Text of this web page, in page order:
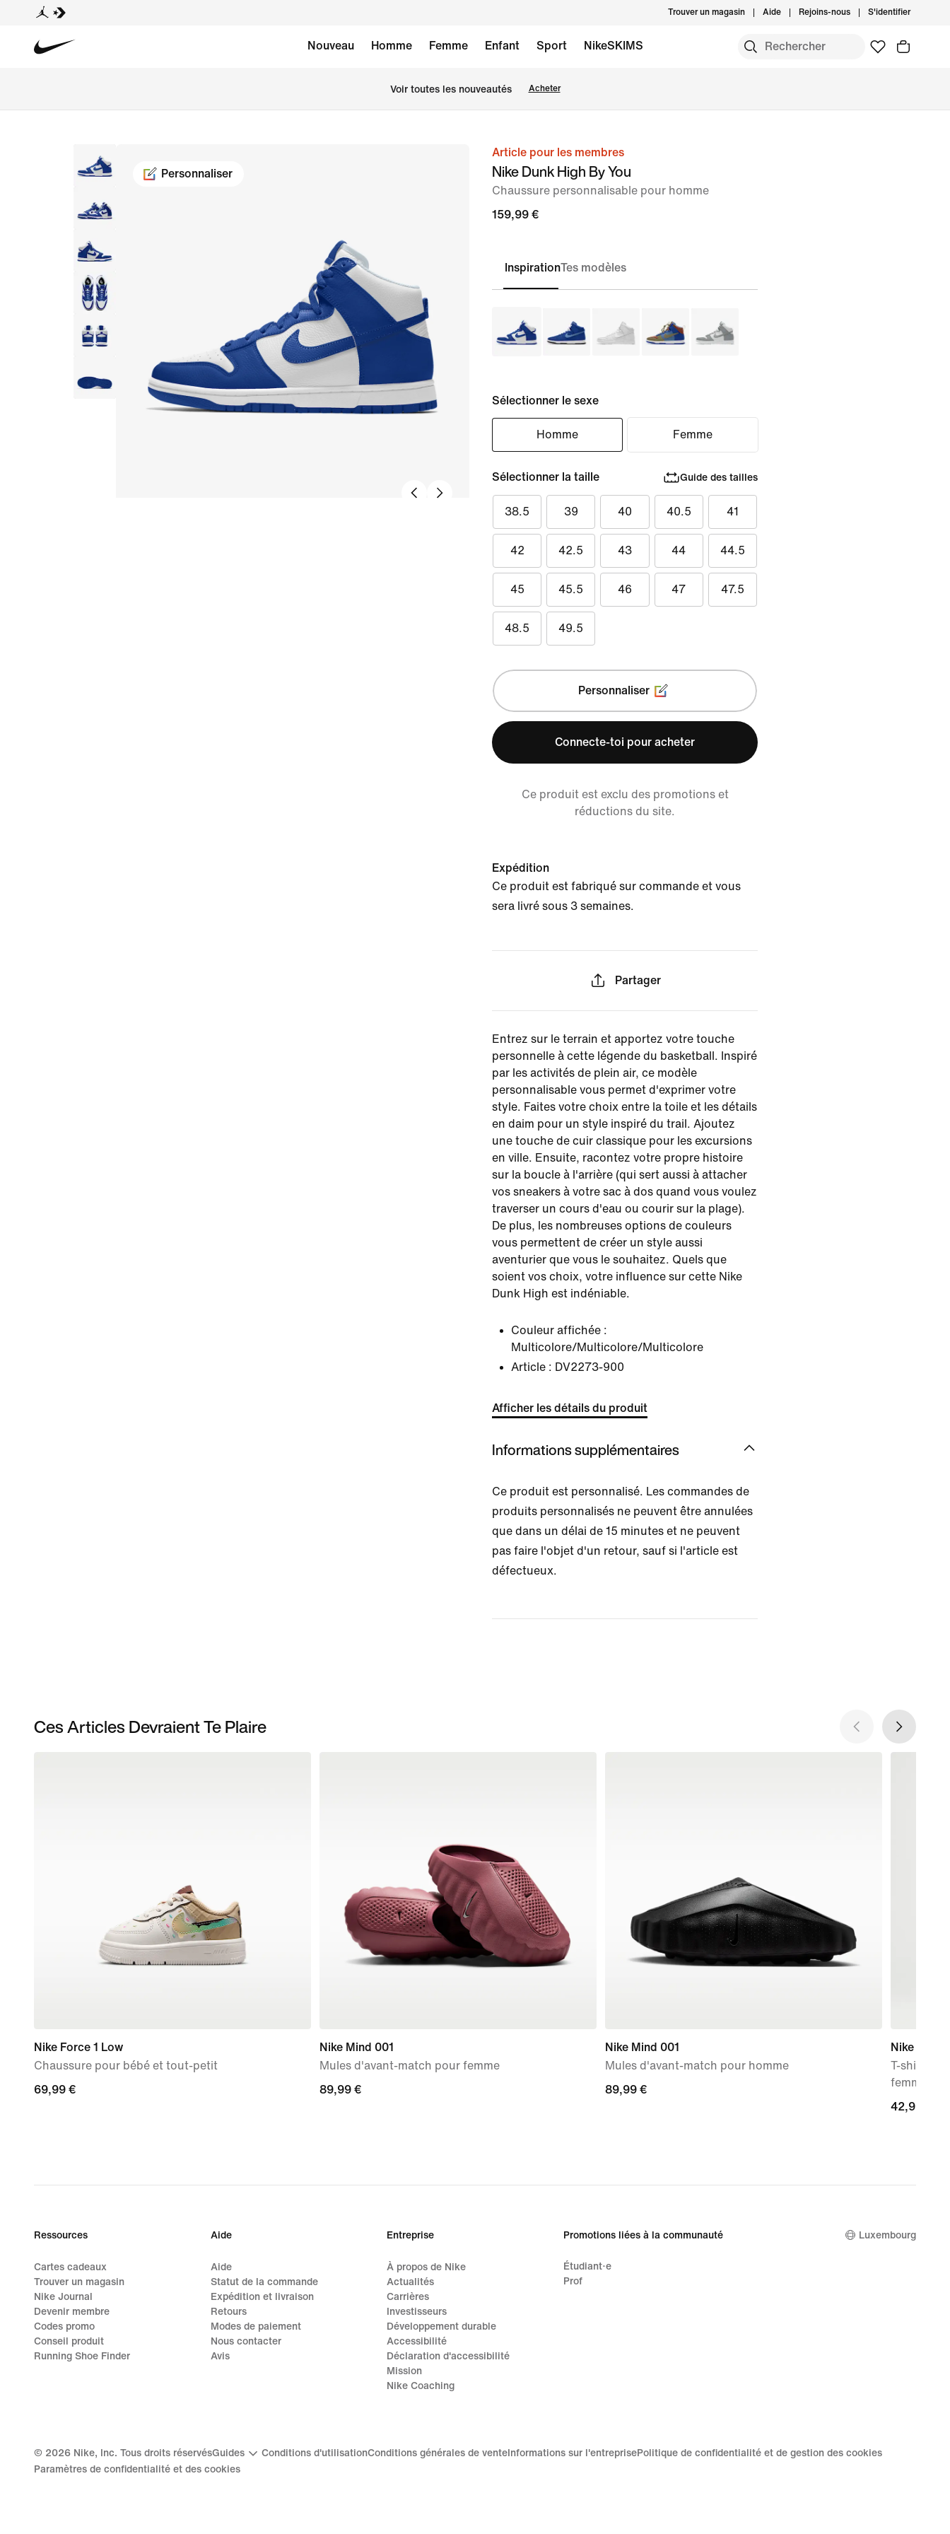
Trouver un magasin Aide Rejoins-nous S'identifier
Nouveau Homme Femme Enfant Sport NikeSKIMS
Voir toutes les nouveautés Acheter
image 1
Personnaliser
Article pour les membres
Nike Dunk High By You
Chaussure personnalisable pour homme
159,99 €
InspirationTes modèles
Sélectionner le sexe
Homme Femme
Sélectionner la taille Guide des tailles
38.5 39 40 40.5 41
42 42.5 43 44 44.5
45 45.5 46 47 47.5
48.5 49.5
Personnaliser
Connecte-toi pour acheter
Ce produit est exclu des promotions et
réductions du site.
Expédition
Ce produit est fabriqué sur commande et vous
sera livré sous 3 semaines.
Partager
Entrez sur le terrain et apportez votre touche
personnelle à cette légende du basketball. Inspiré
par les activités de plein air, ce modèle
personnalisable vous permet d'exprimer votre
style. Faites votre choix entre la toile et les détails
en daim pour un style inspiré du trail. Ajoutez
une touche de cuir classique pour les excursions
en ville. Ensuite, racontez votre propre histoire
sur la boucle à l'arrière (qui sert aussi à attacher
vos sneakers à votre sac à dos quand vous voulez
traverser un cours d'eau ou courir sur la plage).
De plus, les nombreuses options de couleurs
vous permettent de créer un style aussi
aventurier que vous le souhaitez. Quels que
soient vos choix, votre influence sur cette Nike
Dunk High est indéniable.
Couleur affichée :
Multicolore/Multicolore/Multicolore
Article : DV2273-900
Afficher les détails du produit
Informations supplémentaires
Ce produit est personnalisé. Les commandes de
produits personnalisés ne peuvent être annulées
que dans un délai de 15 minutes et ne peuvent
pas faire l'objet d'un retour, sauf si l'article est
défectueux.
Ces Articles Devraient Te Plaire
Nike Force 1 Low
Chaussure pour bébé et tout-petit
69,99 €
69,99 €
Nike Mind 001
Mules d'avant-match pour femme
89,99 €
89,99 €
Nike Mind 001
Mules d'avant-match pour homme
89,99 €
89,99 €
Nike Swift
T-shirt de
femme
42,99 €
42,99 €
Ressources
Cartes cadeaux
Trouver un magasin
Nike Journal
Devenir membre
Codes promo
Conseil produit
Running Shoe Finder
Aide
Aide
Statut de la commande
Expédition et livraison
Retours
Modes de paiement
Nous contacter
Avis
Entreprise
À propos de Nike
Actualités
Carrières
Investisseurs
Développement durable
Accessibilité
Déclaration d'accessibilité
Mission
Nike Coaching
Promotions liées à la communauté
Étudiant·e
Prof
Luxembourg
© 2026 Nike, Inc. Tous droits réservésGuides Conditions d'utilisationConditions générales de vente Informations sur l'entreprisePolitique de confidentialité et de gestion des cookies
Paramètres de confidentialité et des cookies